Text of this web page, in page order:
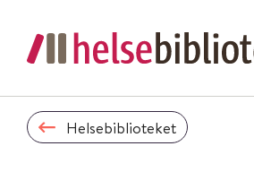
Helsebiblioteket